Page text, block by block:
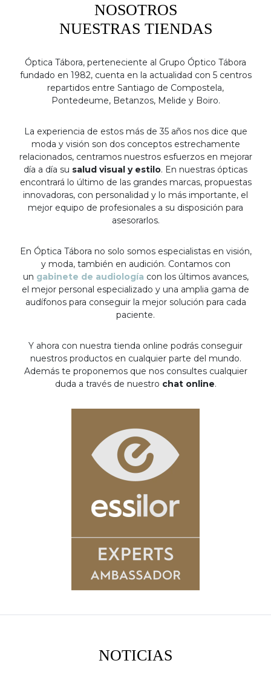
NOSOTROS
NUESTRAS TIENDAS
Óptica Tábora, perteneciente al Grupo Óptico Tábora
fundado en 1982, cuenta en la actualidad con 5 centros
repartidos entre Santiago de Compostela,
Pontedeume, Betanzos, Melide y Boiro.
La experiencia de estos más de 35 años nos dice que
moda y visión son dos conceptos estrechamente
relacionados, centramos nuestros esfuerzos en mejorar
día a día su salud visual y estilo. En nuestras ópticas
encontrará lo último de las grandes marcas, propuestas
innovadoras, con personalidad y lo más importante, el
mejor equipo de profesionales a su disposición para
asesorarlos.
En Óptica Tábora no solo somos especialistas en visión,
y moda, también en audición. Contamos con
un gabinete de audiología con los últimos avances,
el mejor personal especializado y una amplia gama de
audífonos para conseguir la mejor solución para cada
paciente.
Y ahora con nuestra tienda online podrás conseguir
nuestros productos en cualquier parte del mundo.
Además te proponemos que nos consultes cualquier
duda a través de nuestro chat online.
NOTICIAS